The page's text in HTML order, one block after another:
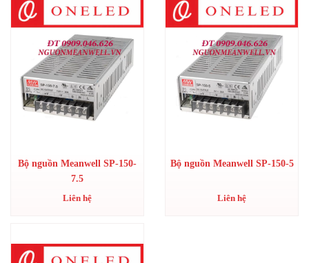
Bộ nguồn Meanwell SP-150-
7.5
Liên hệ
Bộ nguồn Meanwell SP-150-5
Liên hệ